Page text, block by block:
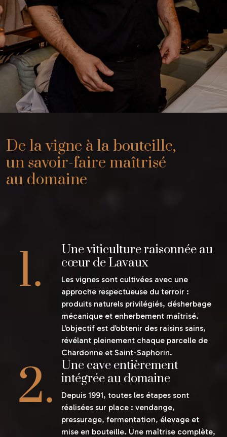
De la vigne à la bouteille,
un savoir-faire maîtrisé
au domaine
Une viticulture raisonnée au
cœur de Lavaux
Les vignes sont cultivées avec une
approche respectueuse du terroir :
produits naturels privilégiés, désherbage
mécanique et enherbement maîtrisé.
L’objectif est d’obtenir des raisins sains,
révélant pleinement chaque parcelle de
Chardonne et Saint-Saphorin.
Une cave entièrement
intégrée au domaine
Depuis 1991, toutes les étapes sont
réalisées sur place : vendange,
pressurage, fermentation, élevage et
mise en bouteille. Une maîtrise complète,